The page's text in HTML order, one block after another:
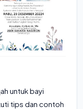
untuk bayi
tips dan contoh